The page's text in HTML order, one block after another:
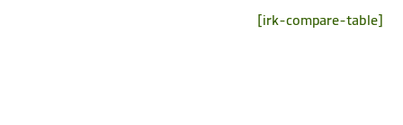
[irk-compare-table]